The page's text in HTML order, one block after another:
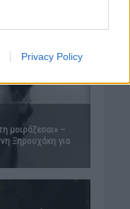
Privacy Policy